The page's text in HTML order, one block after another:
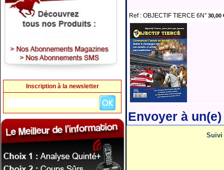
Inscription à la newsletter
Ref : OBJECTIF TIERCE 6N° 30,00
Envoyer à
Suivi